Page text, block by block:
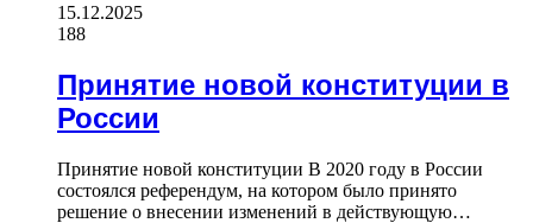
15.12.2025
188
Принятие новой конституции в
России
Принятие новой конституции В 2020 году в России
состоялся референдум, на котором было принято
решение о внесении изменений в действующую…